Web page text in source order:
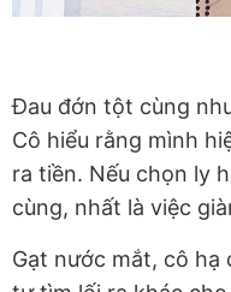
Đau đớn tột cùng
Cô hiểu rằng mình
ra tiền. Nếu chọn ly
cùng, nhất là việc
Gạt nước mắt, cô